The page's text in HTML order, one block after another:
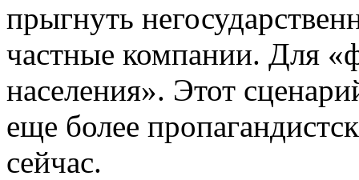
прыгнуть
частные компании. Для
населения». Этот
еще более
сейчас.